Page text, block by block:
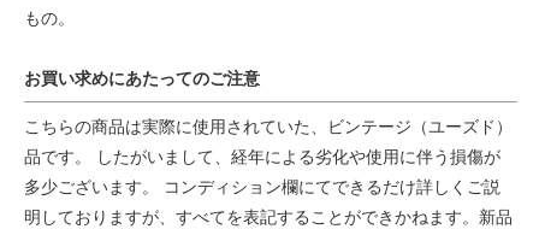
もの。
お買い求めにあたってのご注意
こちらの商品は実際に使用されていた、ビンテージ（ユーズド）
品です。 したがいまして、経年による劣化や使用に伴う損傷が
多少ございます。 コンディション欄にてできるだけ詳しくご説
明しておりますが、すべてを表記することができかねます。新品